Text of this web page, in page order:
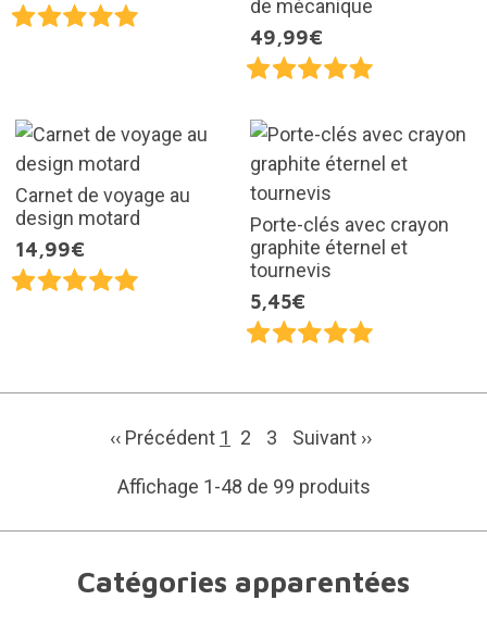
de mécanique
49,99€
Carnet de voyage au
design motard
14,99€
Porte-clés avec crayon
graphite éternel et
tournevis
5,45€
‹‹ Précédent 1 2 3 Suivant ››
Affichage 1-48 de 99 produits
Catégories apparentées